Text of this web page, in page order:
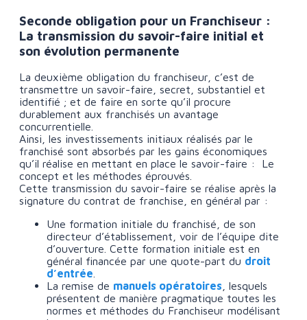
Seconde obligation pour un Franchiseur :
La transmission du savoir-faire initial et
son évolution permanente
La deuxième obligation du franchiseur, c’est de
transmettre un savoir-faire, secret, substantiel et
identifié ; et de faire en sorte qu’il procure
durablement aux franchisés un avantage
concurrentielle.
Ainsi, les investissements initiaux réalisés par le
franchisé sont absorbés par les gains économiques
qu’il réalise en mettant en place le savoir-faire : Le
concept et les méthodes éprouvés.
Cette transmission du savoir-faire se réalise après la
signature du contrat de franchise, en général par :
Une formation initiale du franchisé, de son
directeur d’établissement, voir de l’équipe dite
d’ouverture. Cette formation initiale est en
général financée par une quote-part du droit
d’entrée
La remise de manuels opératoires , lesquels
présentent de manière pragmatique toutes les
normes et méthodes du Franchiseur modélisant